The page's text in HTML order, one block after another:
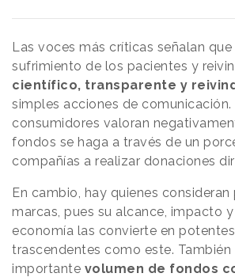
Las voces más críticas señalan
sufrimiento de los pacientes y
científico, transparente y
simples acciones de
consumidores valoran
fondos se haga a través de un
compañías a realizar donaciones
En cambio, hay quienes
marcas, pues su alcance, impacto
economía las convierte en
trascendentes como este.
importante volumen de fondos